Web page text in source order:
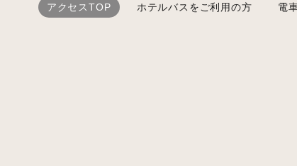
アクセスTOP ホテルバスをご利用の方 電